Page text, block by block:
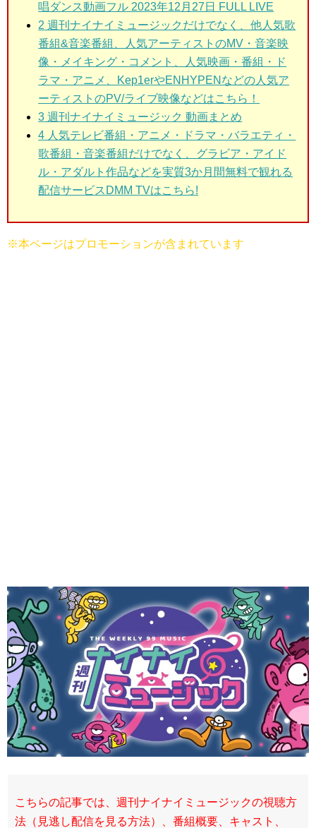
唱ダンス動画フル 2023年12月27日 FULL LIVE
2 週刊ナイナイミュージックだけでなく、他人気歌
番組&音楽番組、人気アーティストのMV・音楽映
像・メイキング・コメント、人気映画・番組・ド
ラマ・アニメ、Kep1erやENHYPENなどの人気ア
ーティストのPV/ライブ映像などはこちら！
3 週刊ナイナイミュージック 動画まとめ
4 人気テレビ番組・アニメ・ドラマ・バラエティ・
歌番組・音楽番組だけでなく、グラビア・アイド
ル・アダルト作品などを実質3か月間無料で観れる
配信サービスDMM TVはこちら!
※本ページはプロモーションが含まれています
こちらの記事では、週刊ナイナイミュージックの視聴方
法（見逃し配信を見る方法）、番組概要、キャスト、